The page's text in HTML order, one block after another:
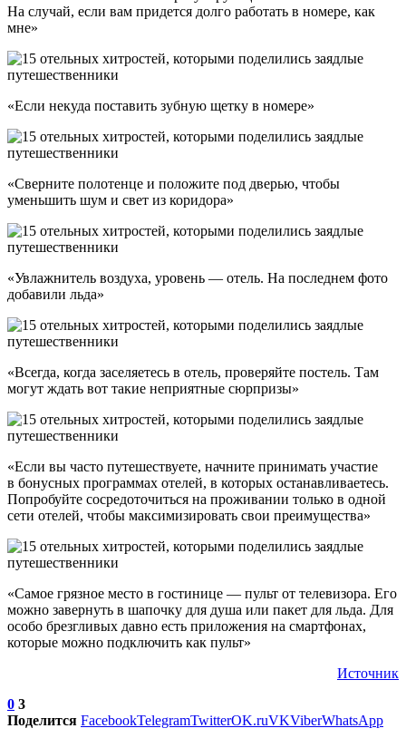
На случай, если вам придется долго работать в номере, как
мне»
«Если некуда поставить зубную щетку в номере»
«Сверните полотенце и положите под дверью, чтобы
уменьшить шум и свет из коридора»
«Увлажнитель воздуха, уровень — отель. На последнем фото
добавили льда»
«Всегда, когда заселяетесь в отель, проверяйте постель. Там
могут ждать вот такие неприятные сюрпризы»
«Если вы часто путешествуете, начните принимать участие
в бонусных программах отелей, в которых останавливаетесь.
Попробуйте сосредоточиться на проживании только в одной
сети отелей, чтобы максимизировать свои преимущества»
«Самое грязное место в гостинице — пульт от телевизора. Его
можно завернуть в шапочку для душа или пакет для льда. Для
особо брезгливых давно есть приложения на смартфонах,
которые можно подключить как пульт»
Источник
0 3
Поделится FacebookTelegramTwitterOK.ruVKViberWhatsApp